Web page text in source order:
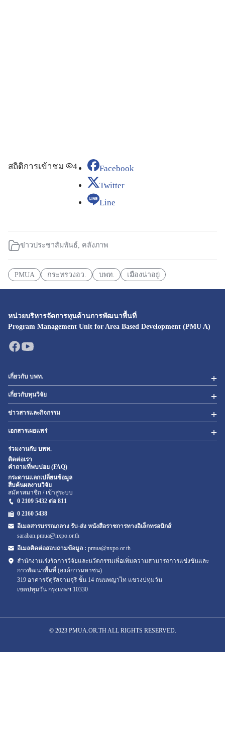
สถิติการเข้าชม 4
Facebook
Twitter
Line
ข่าวประชาสัมพันธ์, คลังภาพ
PMUA กระทรวงอว. บพท. เมืองน่าอยู่
หน่วยบริหารจัดการทุนด้านการพัฒนาพื้นที่
Program Management Unit for Area Based Development (PMU A)
เกี่ยวกับ บพท.
เกี่ยวกับทุนวิจัย
ข่าวสารและกิจกรรม
เอกสารเผยแพร่
ร่วมงานกับ บพท.
ติดต่อเรา
คำถามที่พบบ่อย (FAQ)
กระดานแลกเปลี่ยนข้อมูล
สืบค้นผลงานวิจัย
สมัครสมาชิก / เข้าสู่ระบบ
0 2109 5432 ต่อ 811
0 2160 5438
อีเมลสารบรรณกลาง รับ-ส่ง หนังสือราชการทางอิเล็กทรอนิกส์
saraban.pmua@nxpo.or.th
อีเมลติดต่อสอบถามข้อมูล : pmua@nxpo.or.th
สำนักงานเร่งรัดการวิจัยและนวัตกรรมเพื่อเพิ่มความสามารถการแข่งขันและ
การพัฒนาพื้นที่ (องค์การมหาชน)
319 อาคารจัตุรัสจามจุรี ชั้น 14 ถนนพญาไท แขวงปทุมวัน
เขตปทุมวัน กรุงเทพฯ 10330
© 2023 PMUA.OR.TH ALL RIGHTS RESERVED.